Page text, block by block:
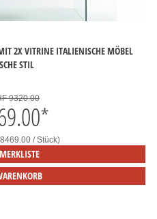
2X VITRINE ITALIENISCHE MÖBEL
STIL
9320.00
*
/ Stück)